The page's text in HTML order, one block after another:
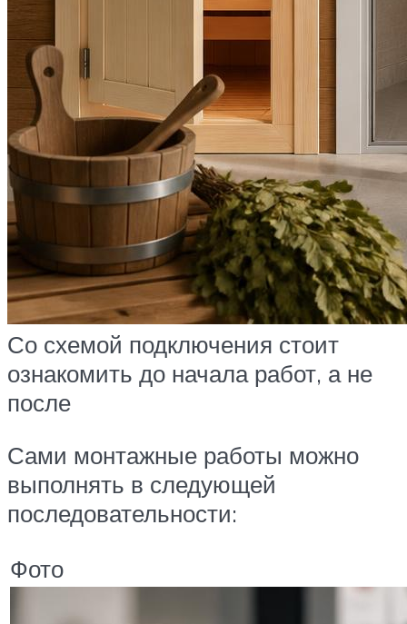
Со схемой подключения стоит
ознакомить до начала работ, а не
после
Сами монтажные работы можно
выполнять в следующей
последовательности:
Фото